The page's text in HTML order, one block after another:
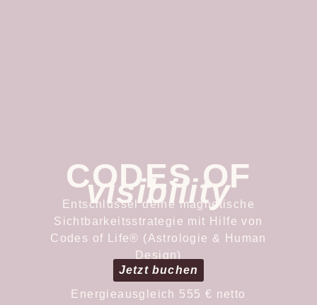
CODES OF
visibility
Entschlüssel deine magnetische
Sichtbarkeitsstrategie mit Hilfe von
Codes of Life® (Astrologie & Human
Design)
Jetzt buchen
Energieausgleich 555 € netto